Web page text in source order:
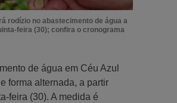
rodízio no abastecimento de água a
feira (30); confira o cronograma
de água em Céu Azul
forma alternada, a partir
feira (30). A medida é